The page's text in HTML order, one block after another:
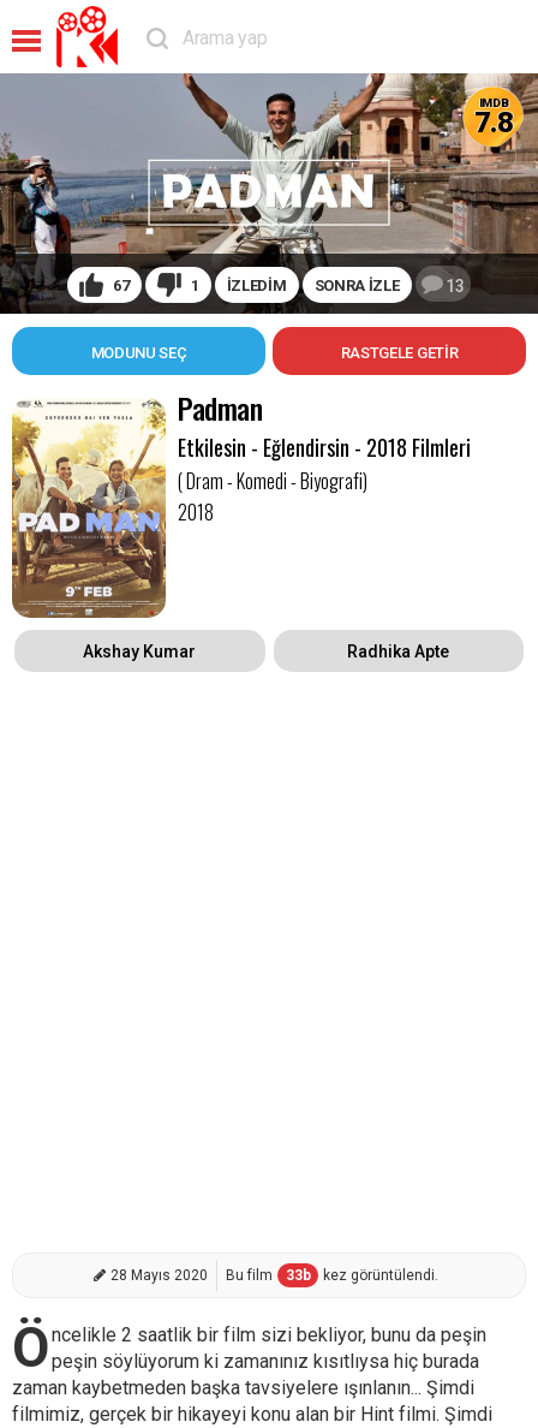
67 1 İZLEDİM SONRA İZLE 13
MODUNU SEÇ
IMDB
7.8
Padman
Etkilesin - Eğlendirsin - 2018 Filmleri
( Dram - Komedi - Biyografi)
2018
Akshay Kumar Radhika Apte
28 Mayıs 2020 Bu film 33b kez görüntülendi.
Öncelikle 2 saatlik bir film sizi bekliyor, bunu da peşin
peşin söylüyorum ki zamanınız kısıtlıysa hiç burada
zaman kaybetmeden başka tavsiyelere ışınlanın... Şimdi
filmimiz, gerçek bir hikayeyi konu alan bir Hint filmi. Şimdi